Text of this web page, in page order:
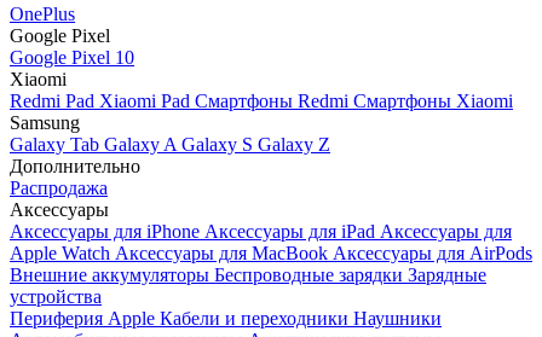
OnePlus
Google Pixel
Google Pixel 10
Xiaomi
Redmi Pad Xiaomi Pad Смартфоны Redmi Смартфоны Xiaomi
Samsung
Galaxy Tab Galaxy A Galaxy S Galaxy Z
Дополнительно
Распродажа
Аксессуары
Аксессуары для iPhone Аксессуары для iPad Аксессуары для
Apple Watch Аксессуары для MacBook Аксессуары для AirPods
Внешние аккумуляторы Беспроводные зарядки Зарядные
устройства
Периферия Apple Кабели и переходники Наушники